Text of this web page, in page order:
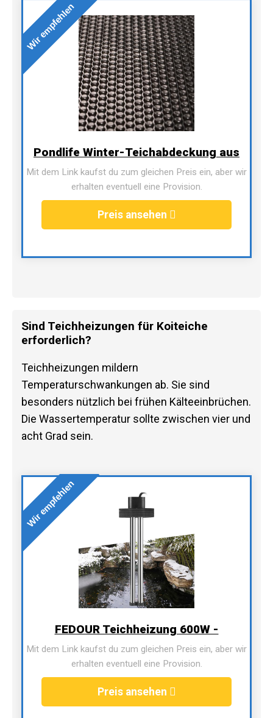
Wir empfehlen
Pondlife Winter-Teichabdeckung aus
Mit dem Link kaufst du zum gleichen Preis ein, aber wir
erhalten eventuell eine Provision.
Preis ansehen
Sind Teichheizungen für Koiteiche
erforderlich?
Teichheizungen mildern
Temperaturschwankungen ab. Sie sind
besonders nützlich bei frühen Kälteeinbrüchen.
Die Wassertemperatur sollte zwischen vier und
acht Grad sein.
Wir empfehlen
FEDOUR Teichheizung 600W -
Mit dem Link kaufst du zum gleichen Preis ein, aber wir
erhalten eventuell eine Provision.
Preis ansehen